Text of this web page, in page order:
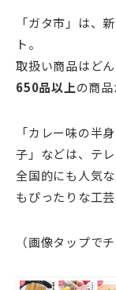
「ガタ市」は、
ト。
取扱い商品はど
650品以上の商
「カレー味の半
子」などは、テ
全国的にも人気
もぴったりな工
（画像タップで